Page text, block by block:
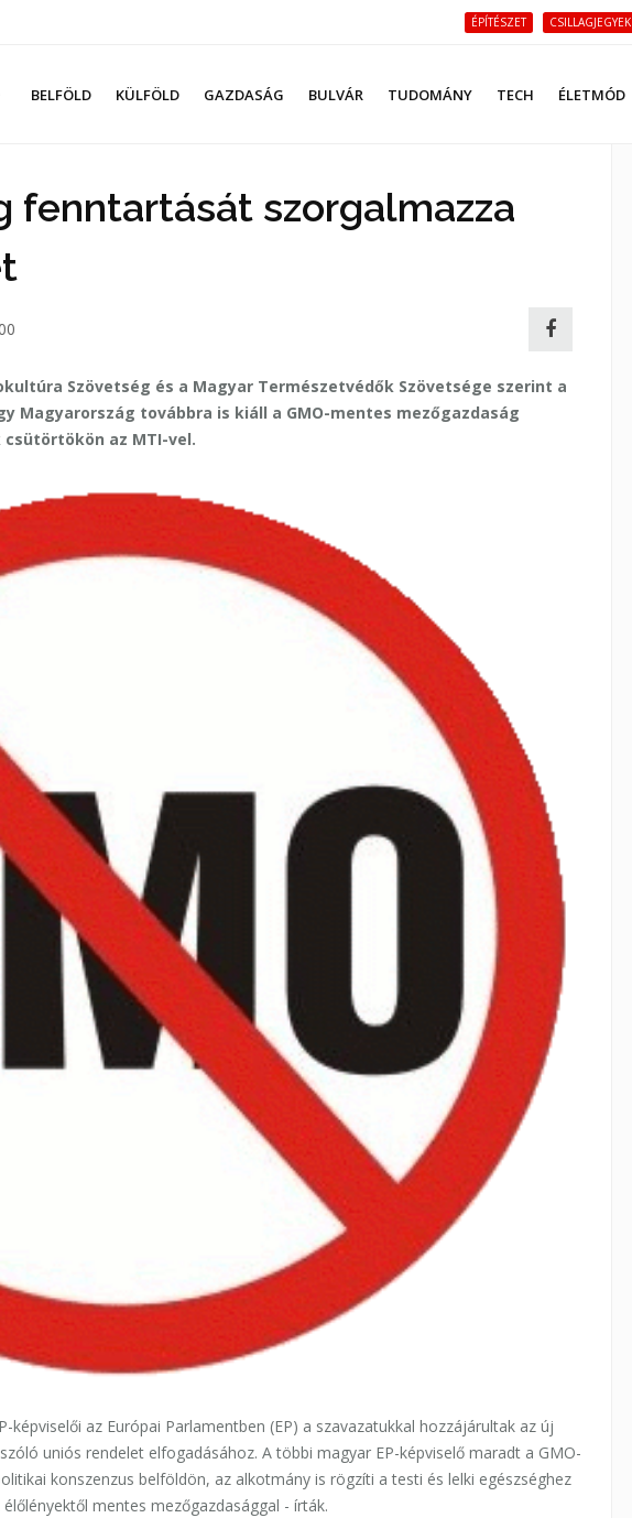
ÉPÍTÉSZET CSILLAGJEGYEK
BELFÖLD KÜLFÖLD GAZDASÁG BULVÁR TUDOMÁNY TECH ÉLETMÓD
fenntartását szorgalmazza
Szövetség és a Magyar Természetvédők Szövetsége szerint a
Magyarország továbbra is kiáll a GMO-mentes mezőgazdaság
az MTI-vel.
az Európai Parlamentben (EP) a szavazatukkal hozzájárultak az új
uniós rendelet elfogadásához. A többi magyar EP-képviselő maradt a GMO-
konszenzus belföldön, az alkotmány is rögzíti a testi és lelki egészséghez
mentes mezőgazdasággal - írták.